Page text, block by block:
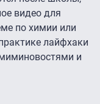
видео для
по химии или
лайфхаки
и